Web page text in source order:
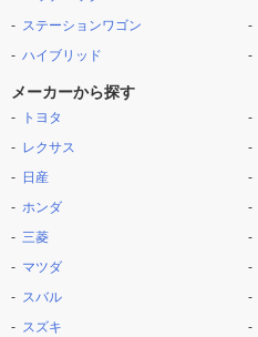
ステーションワゴン
ハイブリッド
メーカーから探す
トヨタ
レクサス
日産
ホンダ
三菱
マツダ
スバル
スズキ